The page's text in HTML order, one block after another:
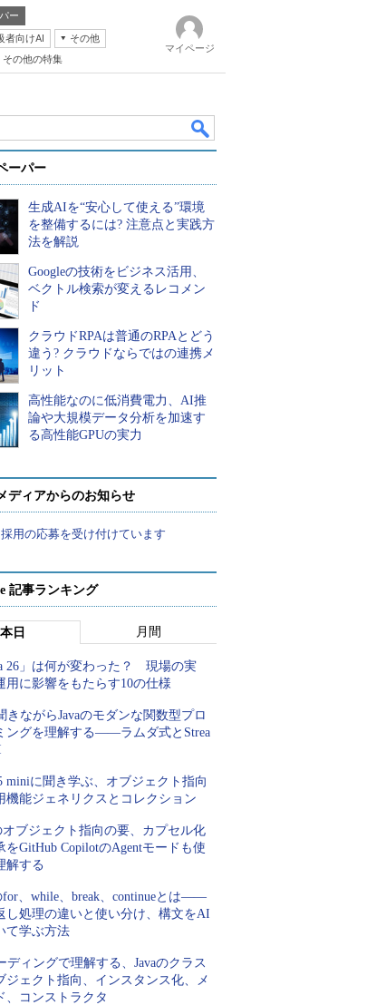
ー
者向けAI
その他
その他の特集
マイページ
ーパー
生成AIを“安心して使える”環境
を整備するには? 注意点と実践方
法を解説
Googleの技術をビジネス活用、
ベクトル検索が変えるレコメン
ド
クラウドRPAは普通のRPAとどう
違う? クラウドならではの連携メ
リット
高性能なのに低消費電力、AI推
論や大規模データ分析を加速す
る高性能GPUの実力
ディアからのお知らせ
用の応募を受け付けています
記事ランキング
本日 月間
26」は何が変わった？ 現場の実
用に影響をもたらす10の仕様
きながらJavaのモダンな関数型プロ
ングを理解する――ラムダ式とStrea
miniに聞き学ぶ、オブジェクト指向
機能ジェネリクスとコレクション
オブジェクト指向の要、カプセル化
をGitHub CopilotのAgentモードも使
解する
for、while、break、continueとは――
し処理の違いと使い分け、構文をAI
て学ぶ方法
ディングで理解する、Javaのクラス
ジェクト指向、インスタンス化、メ
、コンストラクタ